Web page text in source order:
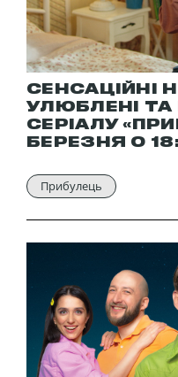
СЕНСАЦІЙНІ
УЛЮБЛЕНІ ТА
СЕРІАЛУ
БЕРЕЗНЯ О
Прибулець